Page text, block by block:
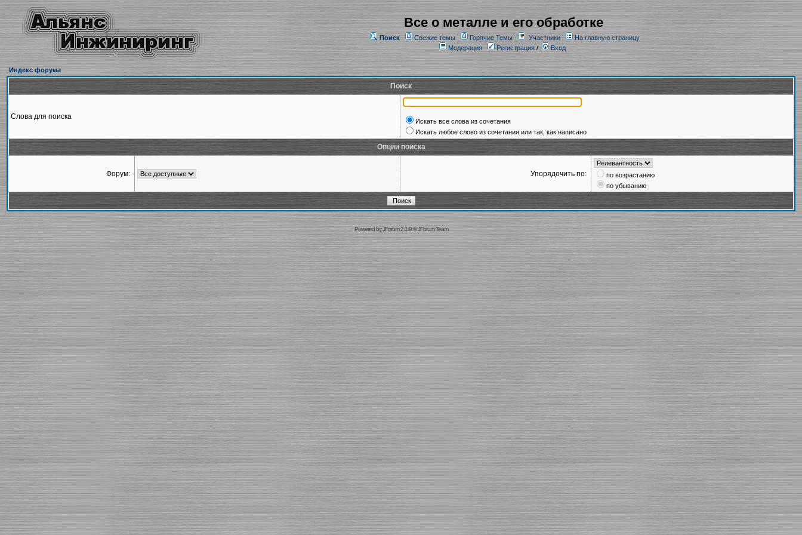
Все о металле и его обработке
Поиск Свежие темы Горячие Темы Участники
На главную страницу
Модерация
Регистрация/ Вход
Индекс форума
Поиск
Слова для поиска
Искать все слова из сочетания
Искать любое слово из сочетания или так, как написано
Опции поиска
Форум: Упорядочить по:
по возрастанию
по убыванию
Powered byJForum 2.1.9©JForum Team